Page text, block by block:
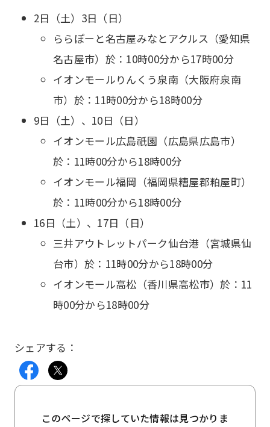
2日（土）3日（日）
ららぽーと名古屋みなとアクルス（愛知県
名古屋市）於：10時00分から17時00分
イオンモールりんくう泉南（大阪府泉南
市）於：11時00分から18時00分
9日（土）、10日（日）
イオンモール広島祇園（広島県広島市）
於：11時00分から18時00分
イオンモール福岡（福岡県糟屋郡粕屋町）
於：11時00分から18時00分
16日（土）、17日（日）
三井アウトレットパーク仙台港（宮城県仙
台市）於：11時00分から18時00分
イオンモール高松（香川県高松市）於：11
時00分から18時00分
シェアする：
このページで探していた情報は見つかりま